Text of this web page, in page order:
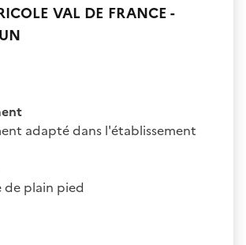
VAL DE FRANCE -
adapté dans l'établissement
de plain pied